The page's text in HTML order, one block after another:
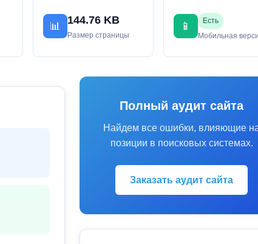
📊
144.76 KB
Размер страницы
📱
Есть
Мобильная
Полный аудит сайта
Найдем все ошибки, влияющие
позиции в поисковых системах.
Заказать аудит сайта